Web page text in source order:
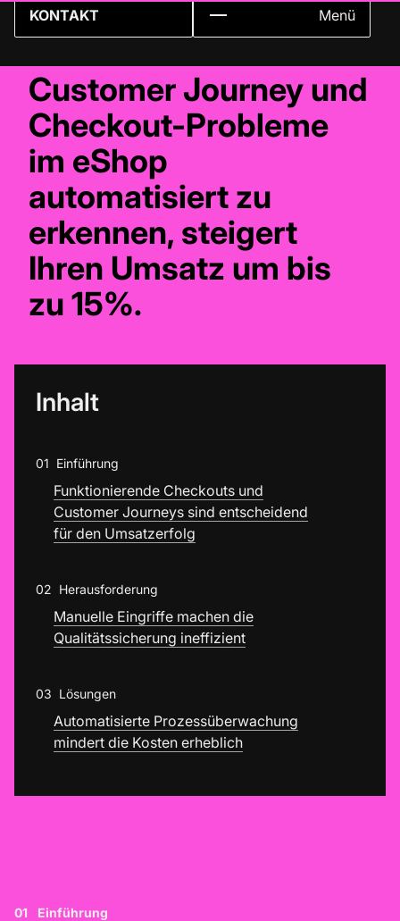
KONTAKT Menü
Customer Journey und
Checkout-Probleme
im eShop
automatisiert zu
erkennen, steigert
Ihren Umsatz um bis
zu 15%.
Inhalt
01 Einführung
Funktionierende Checkouts und
Customer Journeys sind entscheidend
für den Umsatzerfolg
02 Herausforderung
Manuelle Eingriffe machen die
Qualitätssicherung ineffizient
03 Lösungen
Automatisierte Prozessüberwachung
mindert die Kosten erheblich
01 Einführung